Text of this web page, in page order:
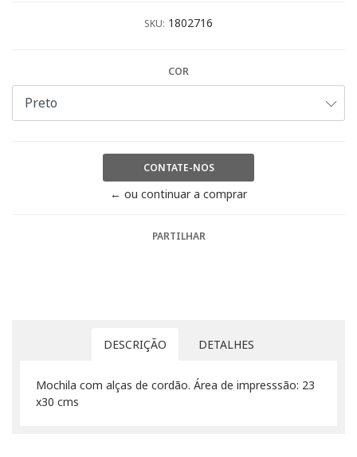
SKU: 1802716
COR
CONTATE-NOS
← ou continuar a comprar
PARTILHAR
DESCRIÇÃO DETALHES
Mochila com alças de cordão. Área de impresssão: 23
x30 cms